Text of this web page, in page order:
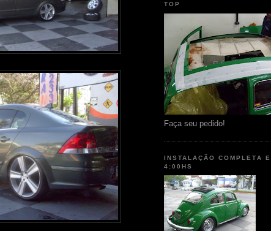
TOP
Faça seu pedido!
INSTALAÇÃO COMPLETA
4:00HS